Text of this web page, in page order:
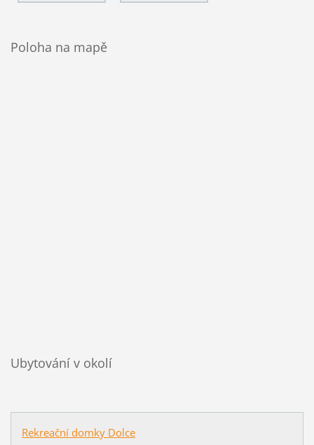
Poloha na mapě
Ubytování v okolí
Rekreační domky Dolce